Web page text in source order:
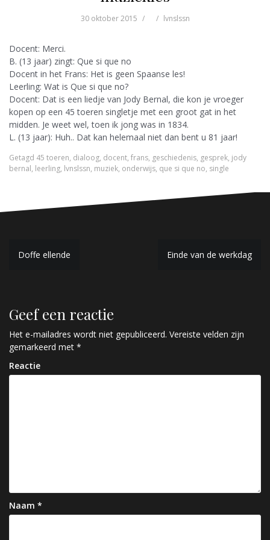
30 oktober 2015 lvnslssn
Docent: Merci.
B. (13 jaar) zingt: Que si que no
Docent in het Frans: Het is geen Spaanse les!
Leerling: Wat is Que si que no?
Docent: Dat is een liedje van Jody Bernal, die kon je vroeger
kopen op een 45 toeren singletje met een groot gat in het
midden. Je weet wel, toen ik jong was in 1834.
L. (13 jaar): Huh.. Dat kan helemaal niet dan bent u 81 jaar!
Getagd 45 toeren, dialoog, docent, frans, geschiedenis, gesprek, jody
bernal, leerling, lvnslssn, muziek, onderwijs, que si que no, single
B
i
c
h
t
a
t
Doffe ellende Einde van de werkdag
Geef een reactie
Het e-mailadres wordt niet gepubliceerd. Vereiste velden zijn
gemarkeerd met *
Reactie
Naam *